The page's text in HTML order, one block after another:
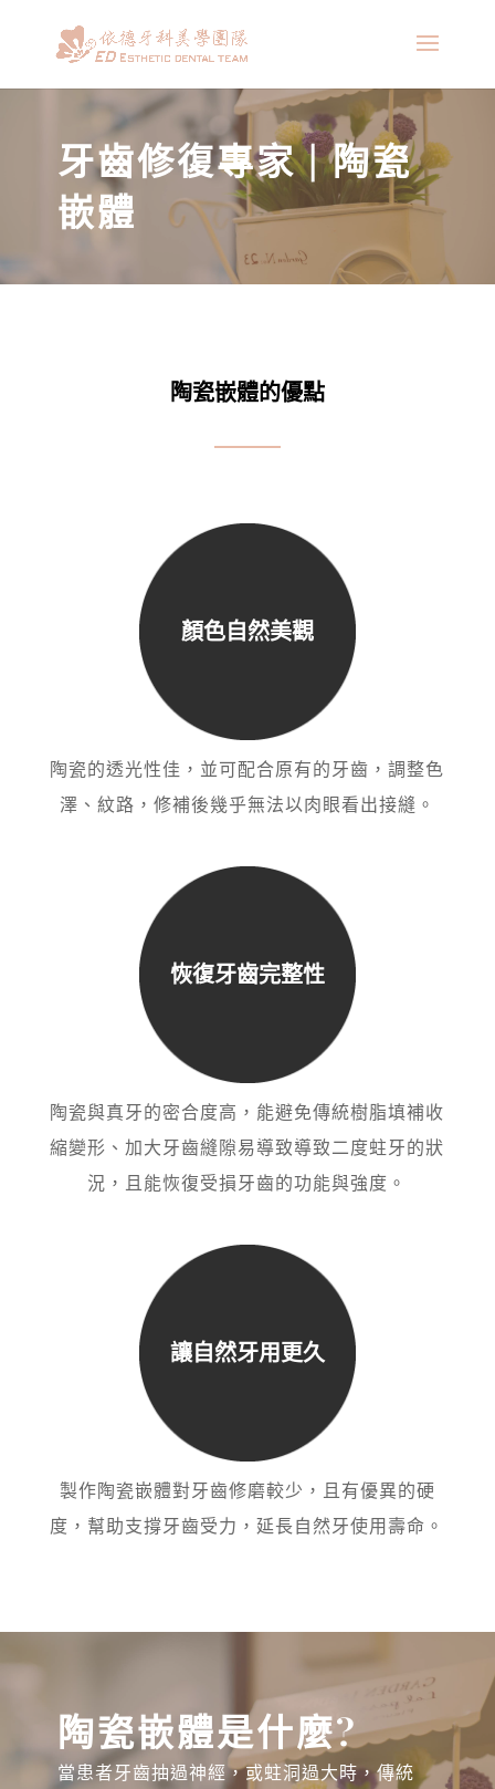
牙齒修復專家 | 陶瓷
嵌體
陶瓷嵌體的優點
顏色自然美觀
陶瓷的透光性佳，並可配合原有的牙齒，調整色
澤、 紋路，修補後幾乎無法以肉眼看出接縫。
恢復牙齒完整性
陶瓷與真牙的密合度高， 能避免傳統樹脂填補收
縮變形、加大牙齒縫隙易導致導致二度蛀牙的狀
況， 且能恢復受損牙齒的功能與強度。
讓自然牙用更久
製作陶瓷嵌體對牙齒修磨較少，且有優異的硬
度， 幫助支撐牙齒受力，延長自然牙使用壽命。
陶瓷嵌體是什麼?
當患者牙齒抽過神經，或蛀洞過大時，傳統